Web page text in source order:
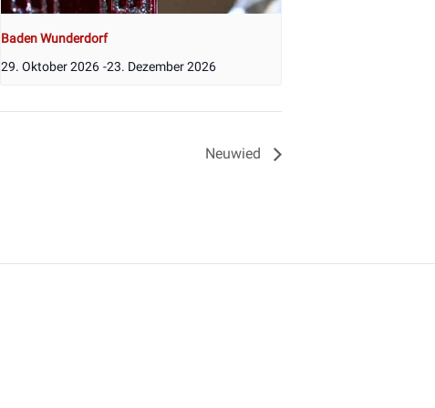
Baden Wunderdorf
29. Oktober 2026 -23. Dezember 2026
Neuwied